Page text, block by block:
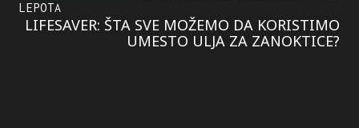
LEPOTA
LIFESAVER: ŠTA SVE MOŽEMO DA KORISTIMO
UMESTO ULJA ZA ZANOKTICE?